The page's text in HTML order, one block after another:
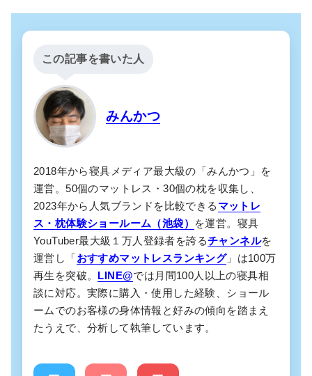
この記事を書いた人
みんかつ
2018年から寝具メディア最大級の「みんかつ」を
運営。50個のマットレス・30個の枕を収集し、
2023年から人気ブランドを比較できる マットレ
ス・枕体験ショールーム（池袋）
を運営。寝具
YouTuber最大級１万人登録者を誇るチャンネルを
運営し「おすすめマットレスランキング」は100万
再生を突破。 LINE@では月間100人以上の寝具相
談に対応。実際に購入・使用した経験、ショール
ームでのお客様の身体情報と好みの傾向を踏まえ
たうえで、分析して執筆しています。